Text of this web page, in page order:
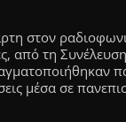
στον
από τη
μέσα σε